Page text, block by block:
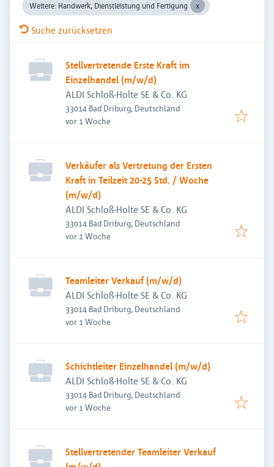
Weitere: Handwerk, Dienstleistung und Fertigung
Suche zurücksetzen
Stellvertretende Erste Kraft im
Einzelhandel (m/w/d)
ALDI Schloß-Holte SE & Co. KG
33014 Bad Driburg, Deutschland
Veröffentlicht
vor 1 Woche
Verkäufer als Vertretung der Ersten
Kraft in Teilzeit 20-25 Std. / Woche
(m/w/d)
ALDI Schloß-Holte SE & Co. KG
33014 Bad Driburg, Deutschland
Veröffentlicht
vor 1 Woche
Teamleiter Verkauf (m/w/d)
ALDI Schloß-Holte SE & Co. KG
33014 Bad Driburg, Deutschland
Veröffentlicht
vor 1 Woche
Schichtleiter Einzelhandel (m/w/d)
ALDI Schloß-Holte SE & Co. KG
33014 Bad Driburg, Deutschland
Veröffentlicht
vor 1 Woche
Stellvertretender Teamleiter Verkauf